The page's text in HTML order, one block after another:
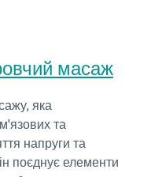
масаж
яка
та
напруги та
поєднує елементи